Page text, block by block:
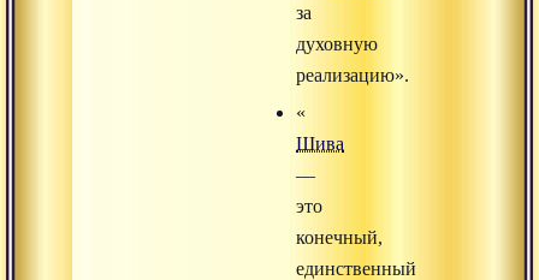
за
духовную
реализацию».
«
Шива
—
это
конечный,
единственный